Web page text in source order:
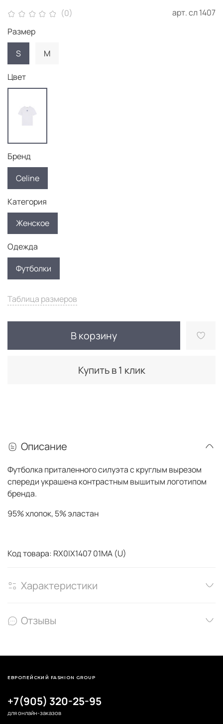
(0) арт.сл 1407
Таблица размеров
В корзину
Купить в 1 клик
Размер
S
M
Цвет
Бренд
Celine
Категория
Женское
Одежда
Футболки
Описание
Футболка приталенного силуэта с круглым вырезом
спереди украшена контрастным вышитым логотипом
бренда.
95% хлопок, 5% эластан
Код товара: RX0IX1407 01MA (U)
Характеристики
Отзывы
+7(905) 320-25-95
для онлайн-заказов
ЕВРОПЕЙСКИЙ FASHION GROUP